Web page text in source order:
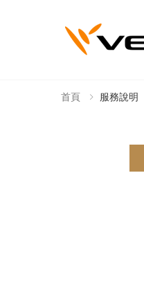
首頁 服務說明